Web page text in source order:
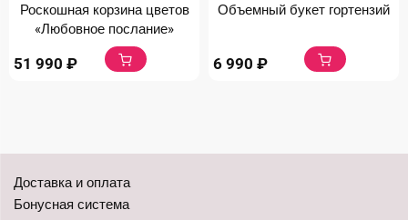
Роскошная корзина цветов
«Любовное послание»
51 990 ₽
Объемный букет гортензий
6 990 ₽
Доставка и оплата
Бонусная система